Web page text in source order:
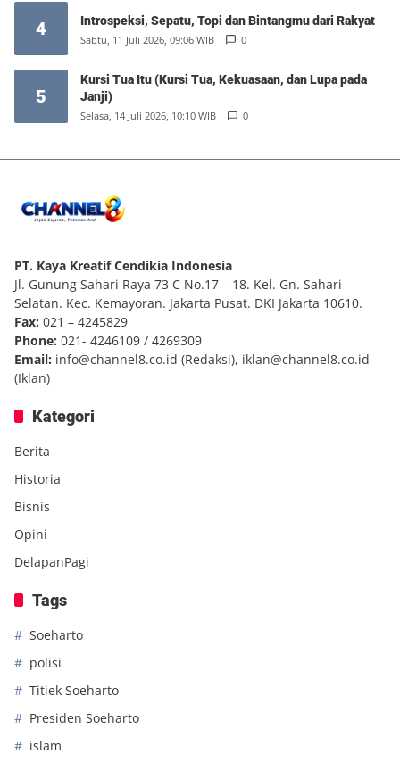
4 Introspeksi, Sepatu, Topi dan Bintangmu dari Rakyat
Sabtu, 11 Juli 2026, 09:06 WIB 0
5
Kursi Tua Itu (Kursi Tua, Kekuasaan, dan Lupa pada
Janji)
Selasa, 14 Juli 2026, 10:10 WIB 0
PT. Kaya Kreatif Cendikia Indonesia
Jl. Gunung Sahari Raya 73 C No.17 – 18. Kel. Gn. Sahari
Selatan. Kec. Kemayoran. Jakarta Pusat. DKI Jakarta 10610.
Fax: 021 – 4245829
Phone: 021- 4246109 / 4269309
Email: info@channel8.co.id (Redaksi), iklan@channel8.co.id
(Iklan)
Kategori
Berita
Historia
Bisnis
Opini
DelapanPagi
Tags
Soeharto
polisi
Titiek Soeharto
Presiden Soeharto
islam